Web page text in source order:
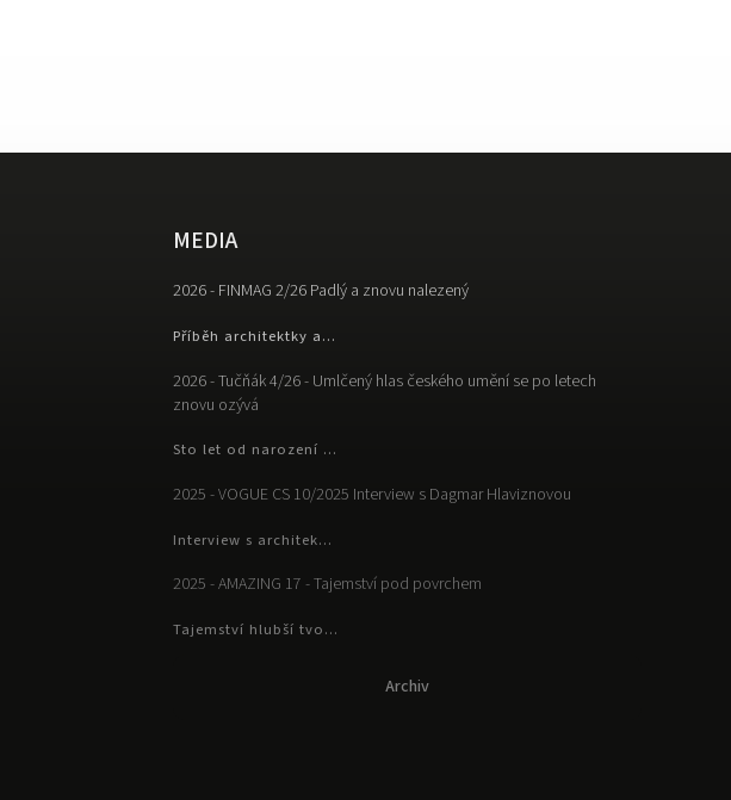
MEDIA
2026 - FINMAG 2/26 Padlý a znovu nalezený
Příběh architektky a...
2026 - Tučňák 4/26 - Umlčený hlas českého umění se po letech
znovu ozývá
Sto let od narození ...
2025 - VOGUE CS 10/2025 Interview s Dagmar Hlaviznovou
Interview s architek...
2025 - AMAZING 17 - Tajemství pod povrchem
Tajemství hlubší tvo...
Archiv